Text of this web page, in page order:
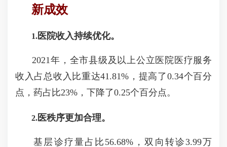
新成效
1.医院收入持续优化。
2021 年，全市县级及以上公立医院医疗服务
收入占总收入比重达41.81% ，提高了0.34个百分
点，药占比23% ，下降了0.25个百分点。
2.医秩序更加合理。
基层诊疗量占比 56.68% ，双向转诊3.99万